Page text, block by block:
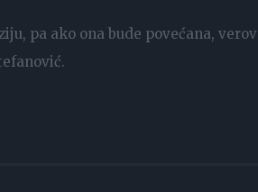
pa ako ona bude povećana,